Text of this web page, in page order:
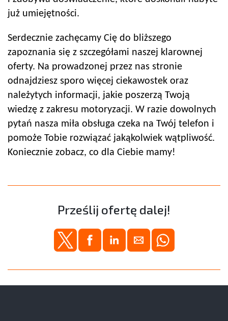
już umiejętności.
Serdecznie zachęcamy Cię do bliższego
zapoznania się z szczegółami naszej klarownej
oferty. Na prowadzonej przez nas stronie
odnajdziesz sporo więcej ciekawostek oraz
należytych informacji, jakie poszerzą Twoją
wiedzę z zakresu motoryzacji. W razie dowolnych
pytań nasza miła obsługa czeka na Twój telefon i
pomoże Tobie rozwiązać jakąkolwiek wątpliwość.
Koniecznie zobacz, co dla Ciebie mamy!
Prześlij ofertę dalej!